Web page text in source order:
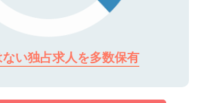
い独占求人を多数保有